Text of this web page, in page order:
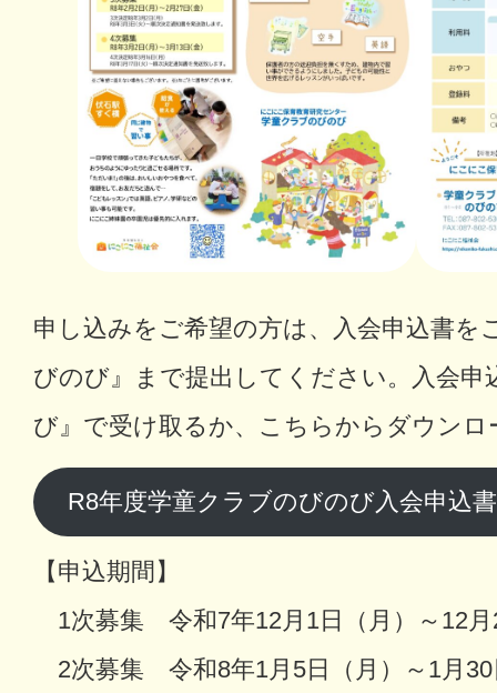
申し込みをご希望の方は、入会申込書を
びのび』まで提出してください。入会申
び』で受け取るか、こちらからダウンロ
R8年度学童クラブのびのび入会申込
【申込期間】
1次募集 令和7年12月1日（月）～12月
2次募集 令和8年1月5日（月）～1月30